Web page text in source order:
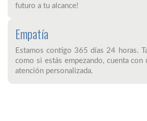
futuro a tu alcance!
Empatía
Estamos contigo 365 días 24 horas.
como si estás empezando, cuenta
atención personalizada.